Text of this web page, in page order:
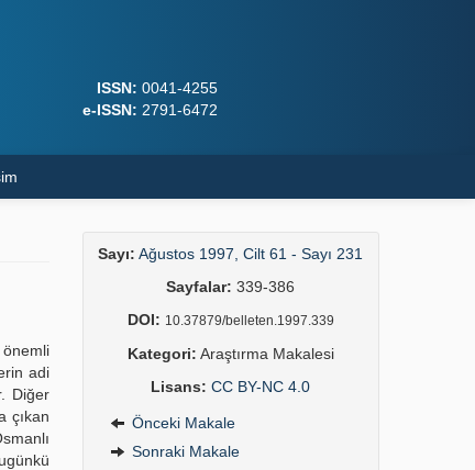
ISSN: 0041-4255
e-ISSN: 2791-6472
adi
Diğer
çıkan
Sayı: Ağustos 1997, Cilt 61 - Sayı 231
Sayfalar: 339-386
DOI: 10.37879/belleten.1997.339
Kategori: Araştırma Makalesi
Lisans: CC BY-NC 4.0
Önceki Makale
Sonraki Makale